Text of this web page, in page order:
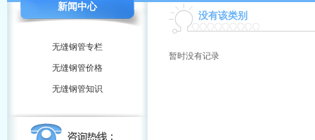
新闻中心
无缝钢管专栏
无缝钢管价格
无缝钢管知识
没有该类别
暂时没有记录